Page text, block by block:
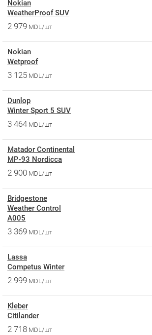
Nokian
WeatherProof SUV
2 979 MDL/шт
Nokian
Wetproof
3 125 MDL/шт
Dunlop
Winter Sport 5 SUV
3 464 MDL/шт
Matador Continental
MP-93 Nordicca
2 900 MDL/шт
Bridgestone
Weather Control
A005
3 369 MDL/шт
Lassa
Competus Winter
2 999 MDL/шт
Kleber
Citilander
2 718 MDL/шт